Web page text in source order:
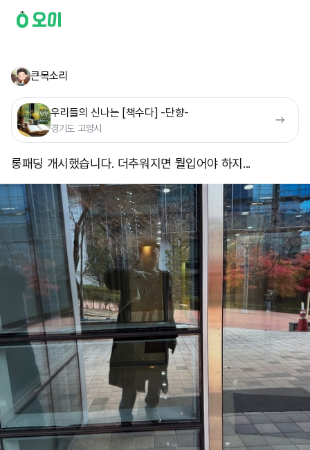
큰목소리
우리들의 신나는 [책수다] -단향-
경기도 고양시
롱패딩 개시했습니다. 더추워지면 뭘입어야 하지...